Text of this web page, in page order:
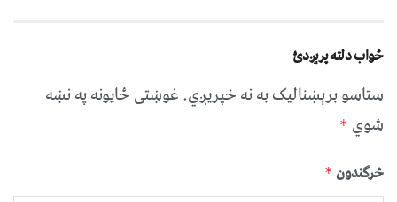
ځواب دلته پرېږدئ
ستاسو برېښناليک به نه خپريږي.غوښتى ځایونه په نښه
شوي *
څرگندون *